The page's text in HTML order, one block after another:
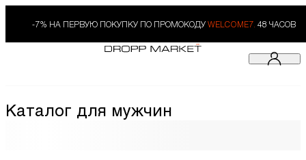
-7% НА ПЕРВУЮ ПОКУПКУ ПО ПРОМОКОДУ WELCOME7. 48 ЧАСОВ
Каталог для мужчин